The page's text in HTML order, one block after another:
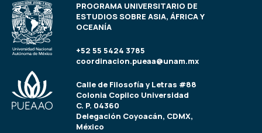
PROGRAMA UNIVERSITARIO DE
ESTUDIOS SOBRE ASIA, ÁFRICA Y
OCEANÍA
+52 55 5424 3785
coordinacion.pueaa@unam.mx
Calle de Filosofía y Letras #88
Colonia Copilco Universidad
C. P. 04360
Delegación Coyoacán, CDMX,
México